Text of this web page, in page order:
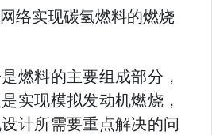
络实现碳氢燃料的燃烧
燃料的主要组成部分，
实现模拟发动机燃烧，
计所需要重点解决的问